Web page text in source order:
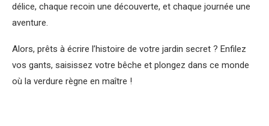
délice, chaque recoin une découverte, et chaque journée une
aventure.
Alors, prêts à écrire l’histoire de votre jardin secret ? Enfilez
vos gants, saisissez votre bêche et plongez dans ce monde
où la verdure règne en maître !